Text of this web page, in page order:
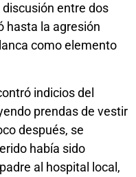
entre dos
hasta la agresión
como elemento
indicios del
prendas de vestir
después, se
había sido
al hospital local,